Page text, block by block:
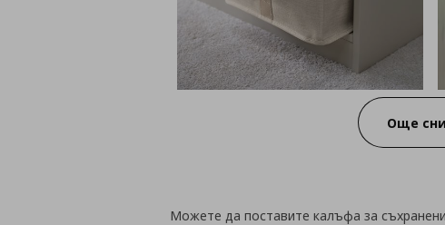
Още
Можете да поставите калъфа за